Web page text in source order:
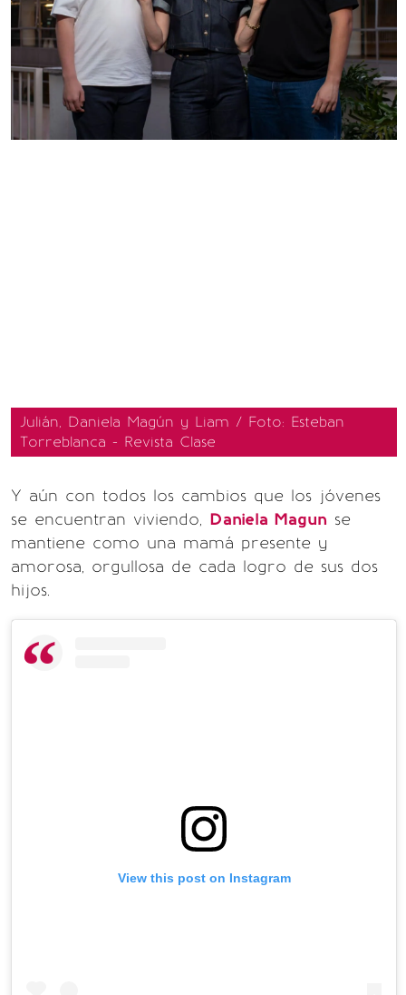
Julián, Daniela Magún y Liam / Foto: Esteban
Torreblanca - Revista Clase
Y aún con todos los cambios que los jóvenes
se encuentran viviendo, Daniela Magun se
mantiene como una mamá presente y
amorosa, orgullosa de cada logro de sus dos
hijos.
View this post on Instagram